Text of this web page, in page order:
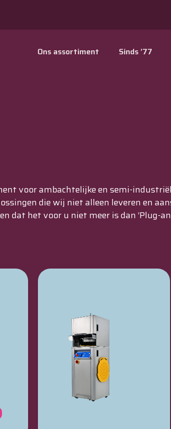
Ons assortiment Sinds ’77
voor ambachtelijke en semi-
die wij niet alleen leveren en
dat het voor u niet meer is dan ‘Plug-